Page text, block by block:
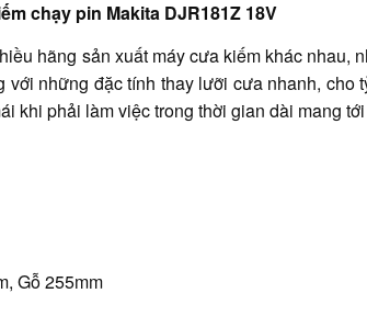
chạy pin Makita DJR181Z 18V
hãng sản xuất máy cưa kiếm khác
với những đặc tính thay lưỡi cưa nhanh,
khi phải làm việc trong thời gian dài mang
Gỗ 255mm